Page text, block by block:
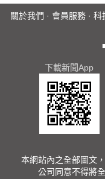
關於我們 · 會員服務· 科
下載新聞App
本網站內之全部圖文
公司同意不得將